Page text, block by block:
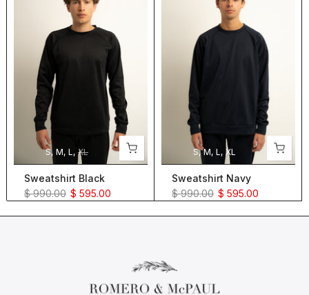
S M L XL
Sweatshirt Black
$ 990.00 $ 595.00
S M L XL
Sweatshirt Navy
$ 990.00 $ 595.00